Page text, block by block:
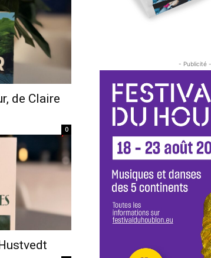
de Claire
0
- Publicité -